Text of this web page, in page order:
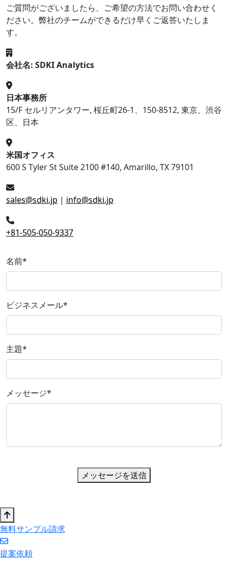
ご質問がございましたら、ご希望の方法でお問い合わせく
ださい。弊社のチームができるだけ早くご返答いたしま
す。
会社名: SDKI Analytics
日本事務所
15/F セルリアンタワー, 桜丘町26-1、150-8512, 東京、渋谷
区、日本
米国オフィス
600 S Tyler St Suite 2100 #140, Amarillo, TX 79101
sales@sdki.jp | info@sdki.jp
+81-505-050-9337
名前*
ビジネスメール*
主題*
メッセージ*
メッセージを送信
無料サンプル請求
提案依頼